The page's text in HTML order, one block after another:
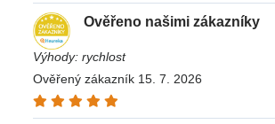
Ověřeno našimi zákazníky
Výhody: rychlost
Ověřený zákazník 15. 7. 2026